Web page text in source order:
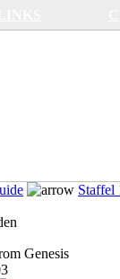
Staffel
Genesis